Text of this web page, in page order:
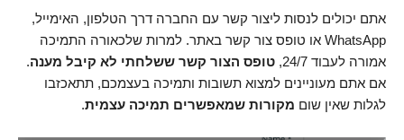
אתם יכולים לנסות ליצור קשר עם החברה דרך הטלפון, האימייל,
WhatsApp או טופס צור קשר באתר. למרות שלכאורה התמיכה
אמורה לעבוד 24/7,
טופס הצור קשר ששלחתי לא קיבל מענה.
אם אתם מעוניינים למצוא תשובות ותמיכה בעצמכם, תתאכזבו
לגלות שאין שום מקורות שמאפשרים תמיכה עצמית.